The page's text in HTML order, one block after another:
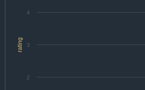
rating
2
3
4